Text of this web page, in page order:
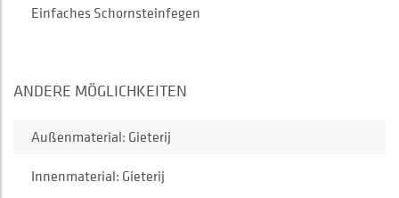
Einfaches Schornsteinfegen
ANDERE MÖGLICHKEITEN
Außenmaterial: Gieterij
Innenmaterial: Gieterij